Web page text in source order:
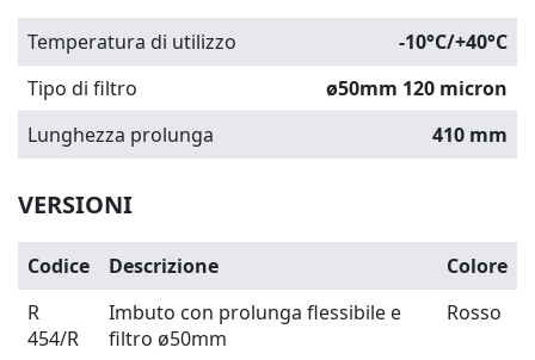
Temperatura di utilizzo
-10°C/+40°C
Tipo di filtro
ø50mm 120 micron
Lunghezza prolunga
410 mm
VERSIONI
Codice Descrizione
Colore
R
454/R
Imbuto con prolunga flessibile e
filtro ø50mm
Rosso